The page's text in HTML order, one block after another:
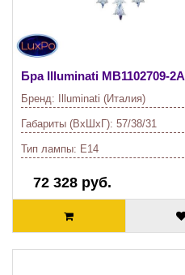
Бра Illuminati MB1102709-2A
Бренд: Illuminati (Италия)
Габариты (ВхШхГ): 57/38/31
Тип лампы: E14
72 328 руб.